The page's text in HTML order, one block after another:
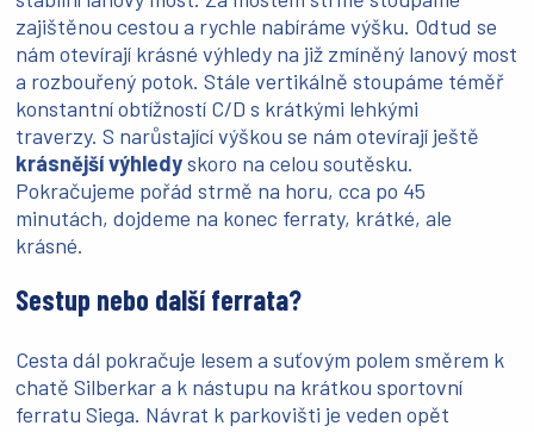
zajištěnou cestou a rychle nabíráme výšku. Odtud se
nám otevírají krásné výhledy na již zmíněný lanový most
a rozbouřený potok. Stále vertikálně stoupáme téměř
konstantní obtížností C/D s krátkými lehkými
traverzy. S narůstající výškou se nám otevírají ještě
krásnější výhledyskoro na celou soutěsku.
Pokračujeme pořád strmě na horu, cca po 45
minutách, dojdeme na konec ferraty, krátké, ale
krásné.
Sestup nebo další ferrata?
Cesta dál pokračuje lesem a suťovým polem směrem k
chatě Silberkar a k nástupu na krátkou sportovní
ferratu Siega. Návrat k parkovišti je veden opět